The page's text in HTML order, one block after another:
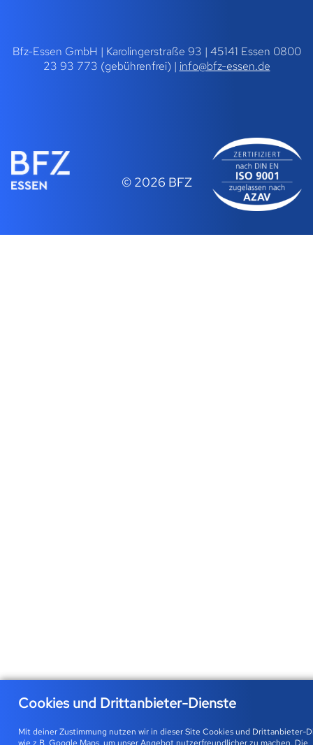
Bfz-Essen GmbH | Karolingerstraße 93 | 45141 Essen 0800
23 93 773 (gebührenfrei) | info@bfz-essen.de
© 2026 BFZ
Cookies und Drittanbieter-Dienste
Mit deiner Zustimmung nutzen wir in dieser Site Cookies und Drittanbieter-